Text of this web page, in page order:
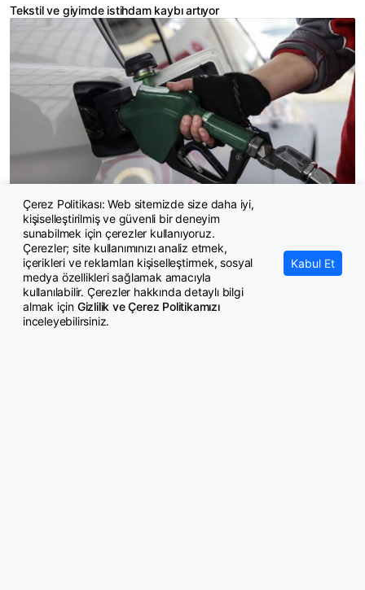
Tekstil ve giyimde istihdam kaybı artıyor
Motorine indirim geliyor
Çerez Politikası: Web sitemizde size daha iyi,
kişiselleştirilmiş ve güvenli bir deneyim
sunabilmek için çerezler kullanıyoruz.
Çerezler; site kullanımınızı analiz etmek,
içerikleri ve reklamları kişiselleştirmek, sosyal
medya özellikleri sağlamak amacıyla
kullanılabilir. Çerezler hakkında detaylı bilgi
almak için Gizlilik ve Çerez Politikamızı
inceleyebilirsiniz.
Kabul Et